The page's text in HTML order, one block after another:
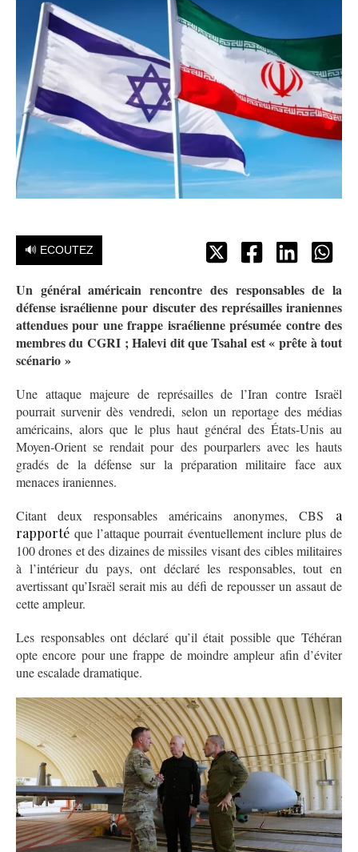
🔊 ECOUTEZ
Un général américain rencontre des responsables de la
défense israélienne pour discuter des représailles iraniennes
attendues pour une frappe israélienne présumée contre des
membres du CGRI ; Halevi dit que Tsahal est « prête à tout
scénario »
Une attaque majeure de représailles de l’Iran contre Israël
pourrait survenir dès vendredi, selon un reportage des médias
américains, alors que le plus haut général des États-Unis au
Moyen-Orient se rendait pour des pourparlers avec les hauts
gradés de la défense sur la préparation militaire face aux
menaces iraniennes.
Citant deux responsables américains anonymes, CBS a
rapporté que l’attaque pourrait éventuellement inclure plus de
100 drones et des dizaines de missiles visant des cibles militaires
à l’intérieur du pays, ont déclaré les responsables, tout en
avertissant qu’Israël serait mis au défi de repousser un assaut de
cette ampleur.
Les responsables ont déclaré qu’il était possible que Téhéran
opte encore pour une frappe de moindre ampleur afin d’éviter
une escalade dramatique.